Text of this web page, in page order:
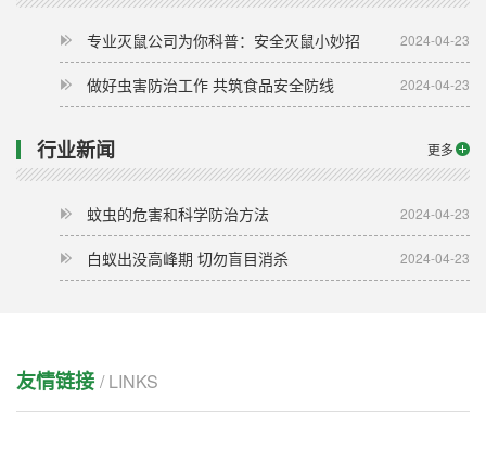
2024-04-23
专业灭鼠公司为你科普：安全灭鼠小妙招
2024-04-23
做好虫害防治工作 共筑食品安全防线
更多
行业新闻
2024-04-23
蚊虫的危害和科学防治方法
2024-04-23
白蚁出没高峰期 切勿盲目消杀
友情链接 / LINKS